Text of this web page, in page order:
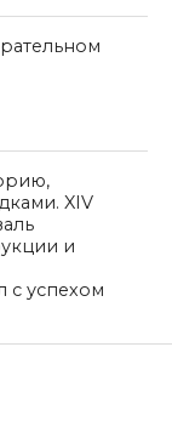
XIV
и
с успехом